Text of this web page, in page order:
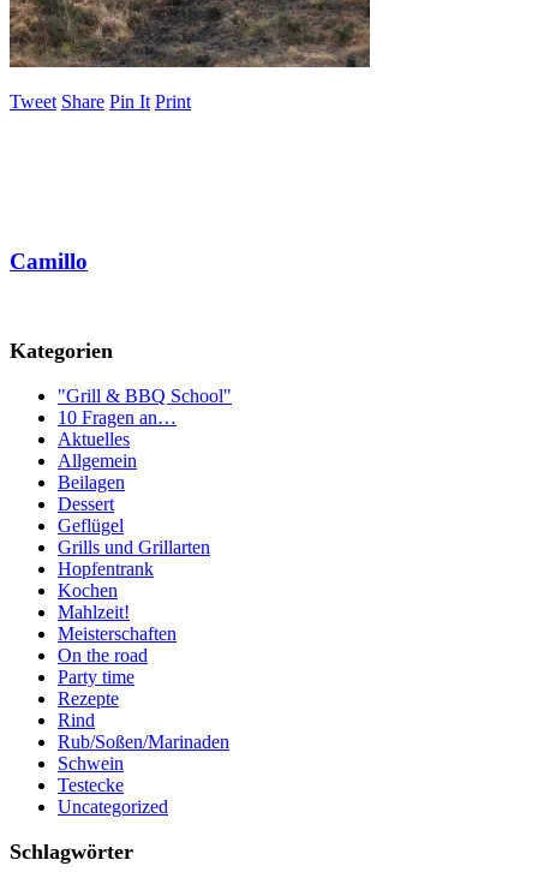
Tweet Share Pin It Print
Camillo
Kategorien
"Grill & BBQ School"
10 Fragen an…
Aktuelles
Allgemein
Beilagen
Dessert
Geflügel
Grills und Grillarten
Hopfentrank
Kochen
Mahlzeit!
Meisterschaften
On the road
Party time
Rezepte
Rind
Rub/Soßen/Marinaden
Schwein
Testecke
Uncategorized
Schlagwörter